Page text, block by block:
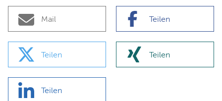
Mail Teilen
Teilen Teilen
Teilen